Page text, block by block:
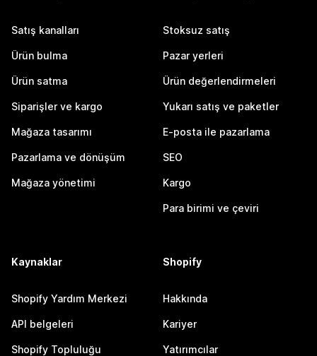
Satış kanalları
Ürün bulma
Ürün satma
Siparişler ve kargo
Mağaza tasarımı
Pazarlama ve dönüşüm
Mağaza yönetimi
Stoksuz satış
Pazar yerleri
Ürün değerlendirmeleri
Yukarı satış ve paketler
E-posta ile pazarlama
SEO
Kargo
Para birimi ve çeviri
Kaynaklar
Shopify Yardım Merkezi
API belgeleri
Shopify Topluluğu
Shopify
Hakkında
Kariyer
Yatırımcılar